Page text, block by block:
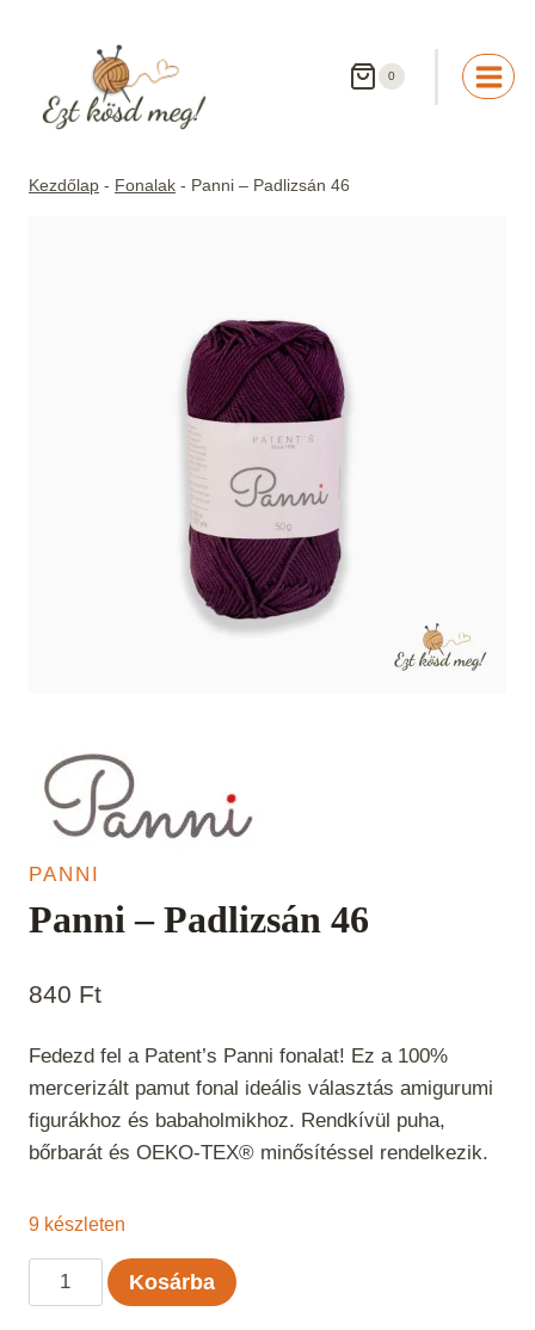
0
Kezdőlap - Fonalak - Panni – Padlizsán 46
PANNI
Panni – Padlizsán 46
840 Ft
Fedezd fel a Patent’s Panni fonalat! Ez a 100%
mercerizált pamut fonal ideális választás amigurumi
figurákhoz és babaholmikhoz. Rendkívül puha,
bőrbarát és OEKO-TEX® minősítéssel rendelkezik.
9 készleten
Panni
-
Kosárba